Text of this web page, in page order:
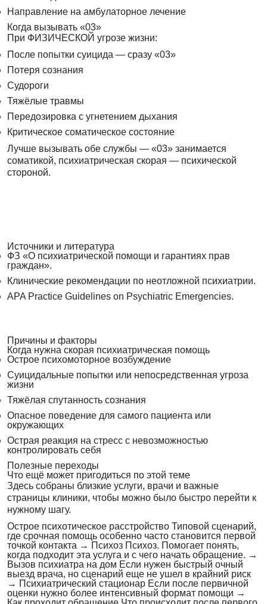
Направление на амбулаторное лечение
Когда вызывать «03»
При ФИЗИЧЕСКОЙ угрозе жизни:
После попытки суицида — сразу «03»
Потеря сознания
Судороги
Тяжёлые травмы
Передозировка с угнетением дыхания
Критическое соматическое состояние
Лучше вызывать обе службы — «03» занимается
соматикой, психиатрическая скорая — психической
стороной.
Источники и литература
ФЗ «О психиатрической помощи и гарантиях прав
граждан».
Клинические рекомендации по неотложной психиатрии.
APA Practice Guidelines on Psychiatric Emergencies.
Причины и факторы
Когда нужна скорая психиатрическая помощь
Острое психомоторное возбуждение
Суицидальные попытки или непосредственная угроза
жизни
Тяжёлая спутанность сознания
Опасное поведение для самого пациента или
окружающих
Острая реакция на стресс с невозможностью
контролировать себя
Полезные переходы
Что ещё может пригодиться по этой теме
Здесь собраны близкие услуги, врачи и важные
страницы клиники, чтобы можно было быстро перейти к
нужному шагу.
Острое психотическое расстройство Типовой сценарий,
где срочная помощь особенно часто становится первой
точкой контакта → Психоз Психоз. Помогает понять,
когда подходит эта услуга и с чего начать обращение. →
Вызов психиатра на дом Если нужен быстрый очный
выезд врача, но сценарий еще не ушел в крайний риск
→ Психиатрический стационар Если после первичной
оценки нужно более интенсивный формат помощи →